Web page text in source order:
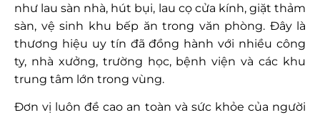
như lau sàn nhà, hút bụi, lau cọ cửa kính, giặt thảm
sàn, vệ sinh khu bếp ăn trong văn phòng. Đây là
thương hiệu uy tín đã đồng hành với nhiều công
ty, nhà xưởng, trường học, bệnh viện và các khu
trung tâm lớn trong vùng.
Đơn vị luôn đề cao an toàn và sức khỏe của người